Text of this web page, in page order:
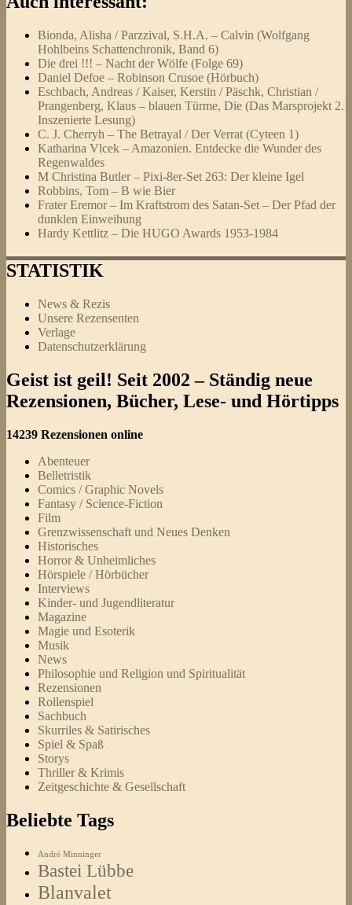
Bionda, Alisha / Parzzival, S.H.A. – Calvin (Wolfgang
Hohlbeins Schattenchronik, Band 6)
Die drei !!! – Nacht der Wölfe (Folge 69)
Daniel Defoe – Robinson Crusoe (Hörbuch)
Eschbach, Andreas / Kaiser, Kerstin / Päschk, Christian /
Prangenberg, Klaus – blauen Türme, Die (Das Marsprojekt 2.
Inszenierte Lesung)
C. J. Cherryh – The Betrayal / Der Verrat (Cyteen 1)
Katharina Vlcek – Amazonien. Entdecke die Wunder des
Regenwaldes
M Christina Butler – Pixi-8er-Set 263: Der kleine Igel
Robbins, Tom – B wie Bier
Frater Eremor – Im Kraftstrom des Satan-Set – Der Pfad der
dunklen Einweihung
Hardy Kettlitz – Die HUGO Awards 1953-1984
STATISTIK
News & Rezis
Unsere Rezensenten
Verlage
Datenschutzerklärung
Geist ist geil! Seit 2002 – Ständig neue
Rezensionen, Bücher, Lese- und Hörtipps
14239 Rezensionen online
Abenteuer
Belletristik
Comics / Graphic Novels
Fantasy / Science-Fiction
Film
Grenzwissenschaft und Neues Denken
Historisches
Horror & Unheimliches
Hörspiele / Hörbücher
Interviews
Kinder- und Jugendliteratur
Magazine
Magie und Esoterik
Musik
News
Philosophie und Religion und Spiritualität
Rezensionen
Rollenspiel
Sachbuch
Skurriles & Satirisches
Spiel & Spaß
Storys
Thriller & Krimis
Zeitgeschichte & Gesellschaft
Beliebte Tags
André Minninger
Bastei Lübbe
Blanvalet